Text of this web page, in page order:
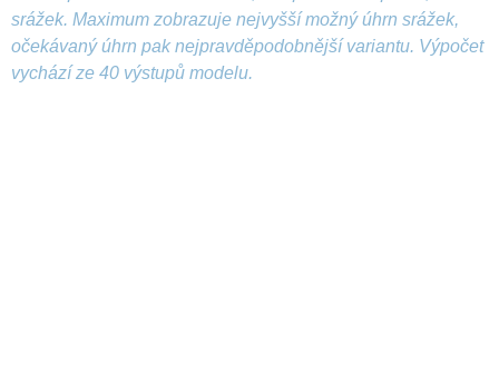
srážek. Maximum zobrazuje nejvyšší možný úhrn srážek,
očekávaný úhrn pak nejpravděpodobnější variantu. Výpočet
vychází ze 40 výstupů modelu.